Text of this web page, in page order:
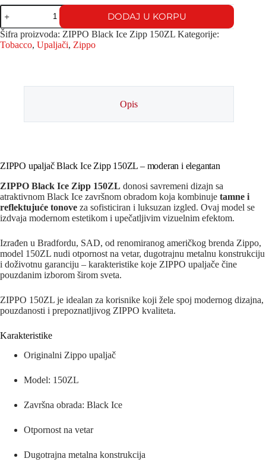
DODAJ U KORPU
Šifra proizvoda: ZIPPO Black Ice Zipp 150ZL Kategorije:
Tobacco, Upaljači, Zippo
Opis
ZIPPO upaljač Black Ice Zipp 150ZL – moderan i elegantan
ZIPPO Black Ice Zipp 150ZL donosi savremeni dizajn sa
atraktivnom Black Ice završnom obradom koja kombinuje tamne i
reflektujuće tonove za sofisticiran i luksuzan izgled. Ovaj model se
izdvaja modernom estetikom i upečatljivim vizuelnim efektom.
Izrađen u Bradfordu, SAD, od renomiranog američkog brenda Zippo,
model 150ZL nudi otpornost na vetar, dugotrajnu metalnu konstrukciju
i doživotnu garanciju – karakteristike koje ZIPPO upaljače čine
pouzdanim izborom širom sveta.
ZIPPO 150ZL je idealan za korisnike koji žele spoj modernog dizajna,
pouzdanosti i prepoznatljivog ZIPPO kvaliteta.
Karakteristike
Originalni Zippo upaljač
Model: 150ZL
Završna obrada: Black Ice
Otpornost na vetar
Dugotrajna metalna konstrukcija